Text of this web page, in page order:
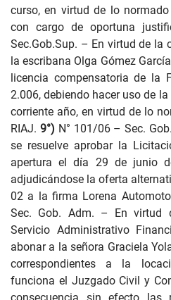
curso, en virtud de lo
con cargo de oportuna
Sec.Gob.Sup. – En virtud de la
la escribana Olga Gómez
licencia compensatoria de la
2.006, debiendo hacer uso de
corriente año, en virtud de lo
RIAJ. 9°) N° 101/06 – Sec.
se resuelve aprobar la
apertura el día 29 de junio
adjudicándose la oferta
02 a la firma Lorena
Sec. Gob. Adm. – En
Servicio Administrativo
abonar a la señora Graciela
correspondientes a la
funciona el Juzgado Civil y